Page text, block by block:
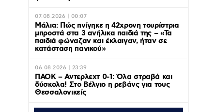
07.08.2026 | 00:07
Μάλια: Πώς πνίγηκε η 42χρονη τουρίστρια
μπροστά στα 3 ανήλικα παιδιά της – «Τα
παιδιά φώναζαν και έκλαιγαν, ήταν σε
κατάσταση πανικού»
06.08.2026 | 23:39
ΠΑΟΚ – Αντερλεχτ 0-1: Όλα στραβά και
δύσκολα! Στο Βέλγιο η ρεβάνς για τους
Θεσσαλονικείς